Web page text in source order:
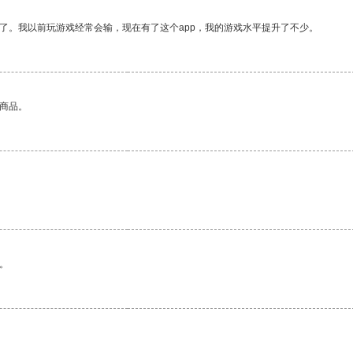
我以前玩游戏经常会输，现在有了这个app，我的游戏水平提升了不少。
品。